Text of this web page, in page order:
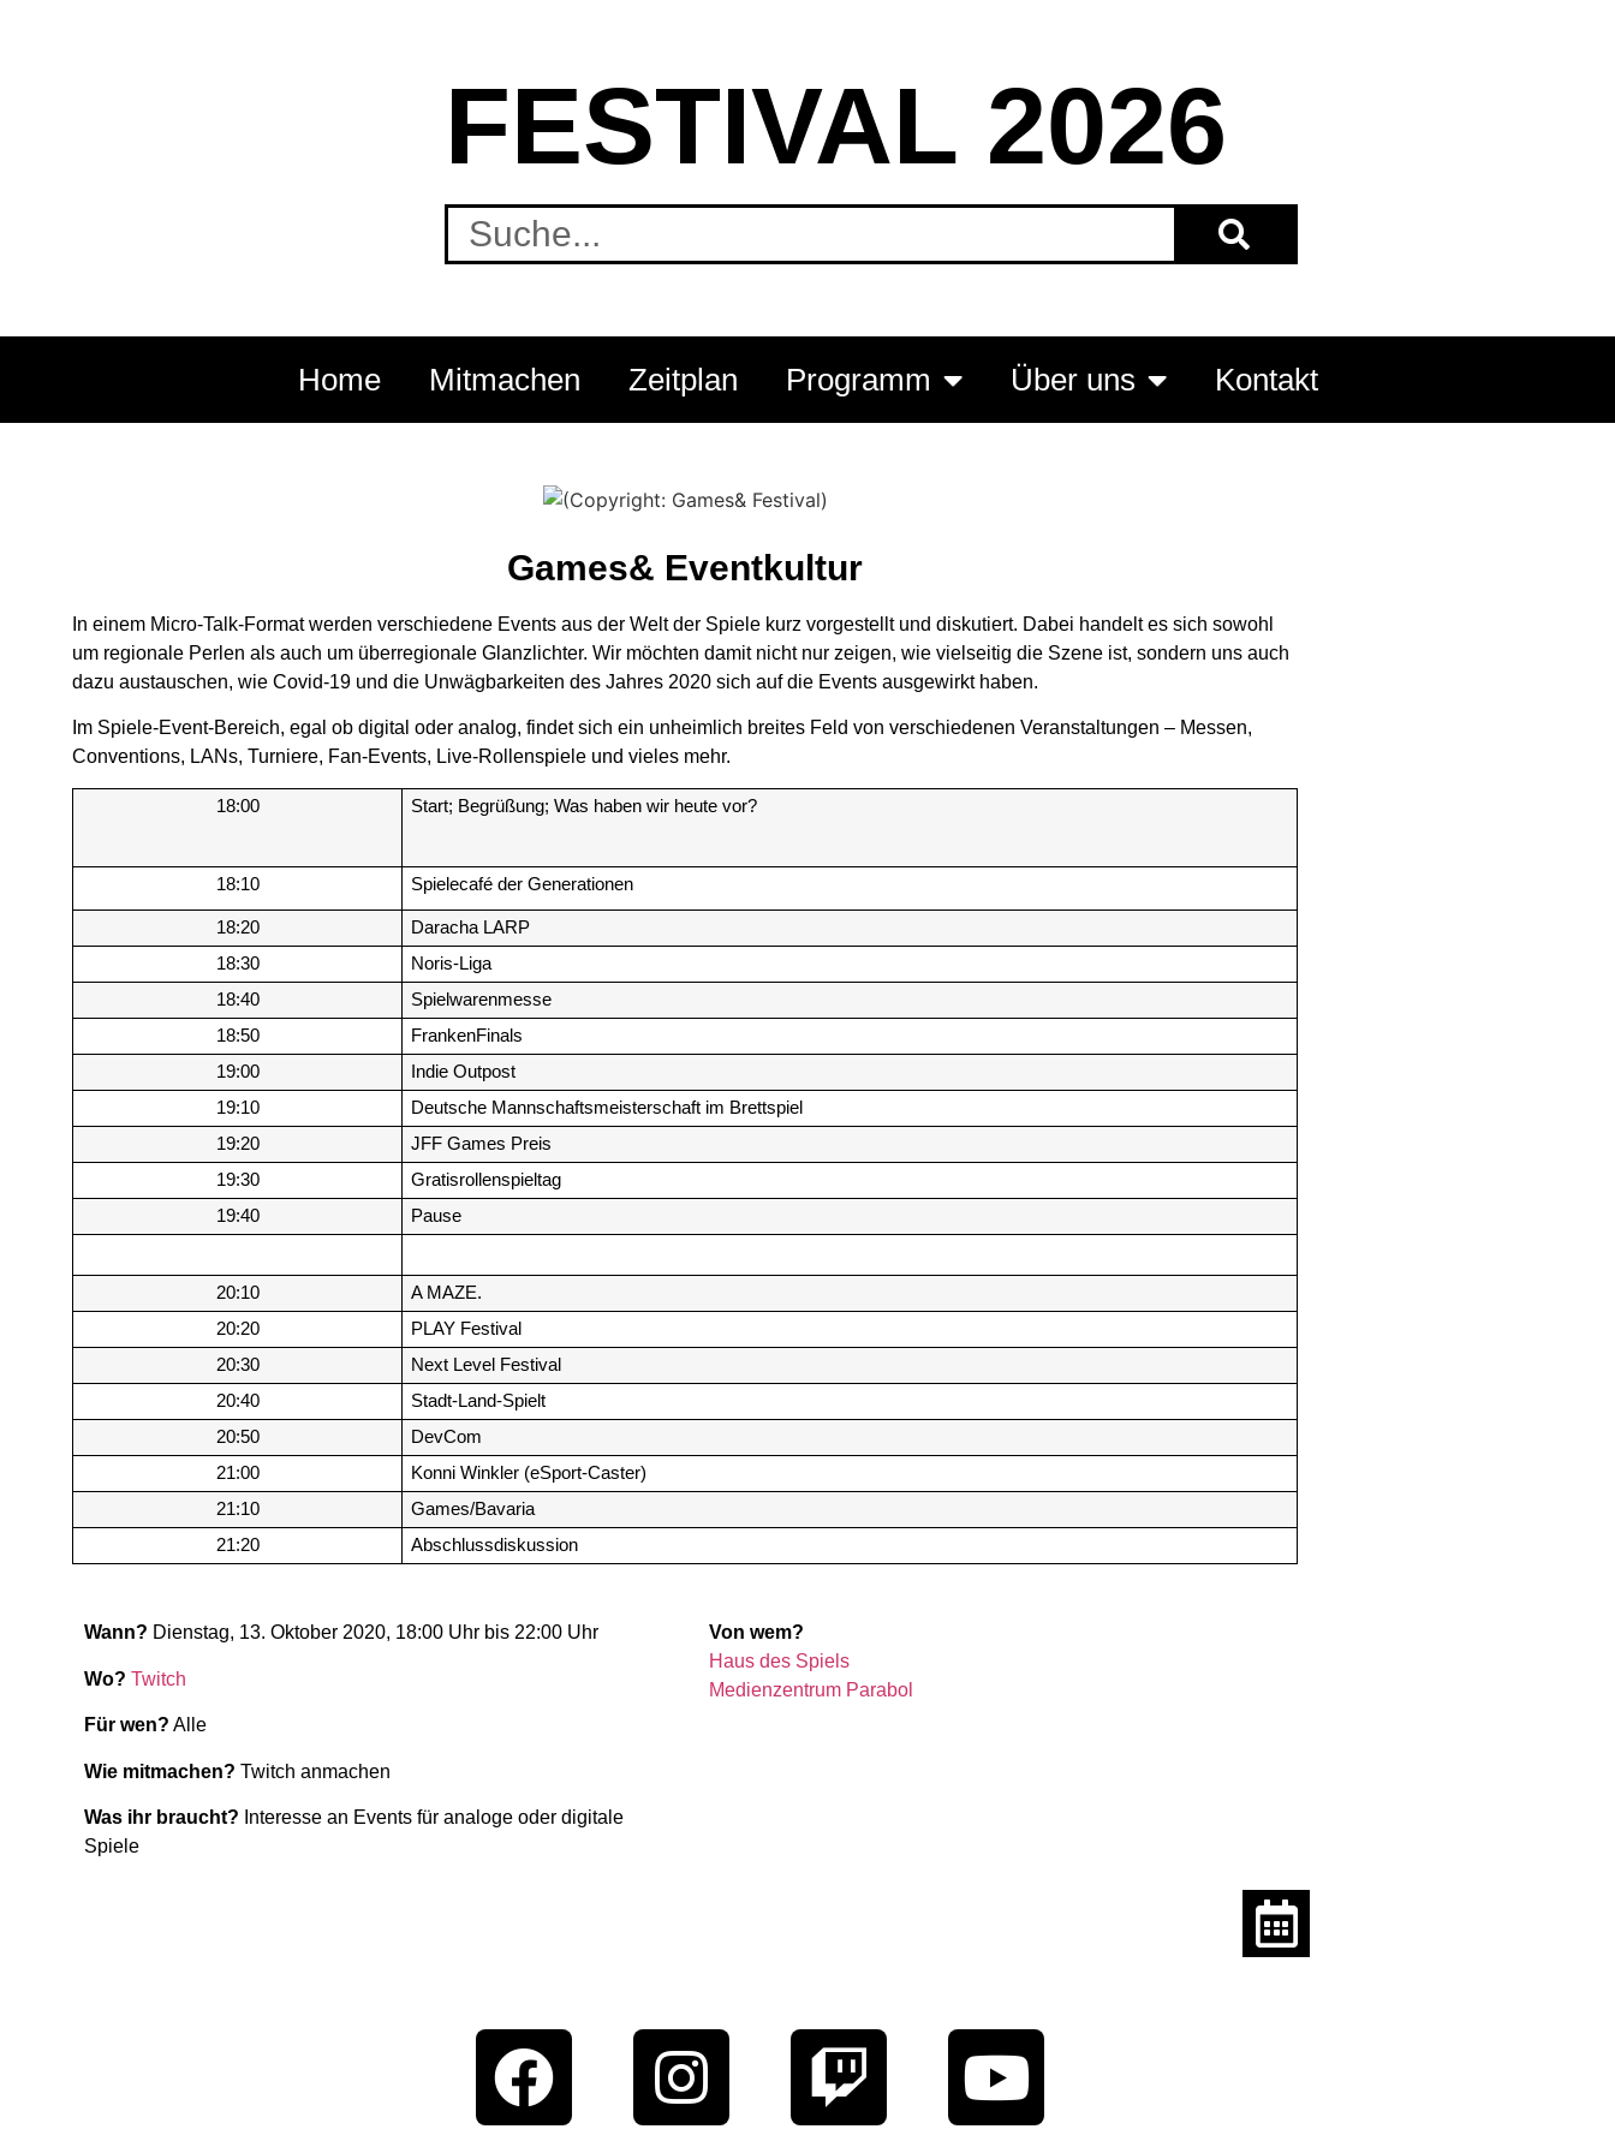
FESTIVAL 2026
Home Mitmachen Zeitplan Programm Über uns Kontakt
Games& Eventkultur
In einem Micro-Talk-Format werden verschiedene Events aus der Welt der Spiele kurz vorgestellt und diskutiert. Dabei handelt es sich sowohl
um regionale Perlen als auch um überregionale Glanzlichter. Wir möchten damit nicht nur zeigen, wie vielseitig die Szene ist, sondern uns auch
dazu austauschen, wie Covid-19 und die Unwägbarkeiten des Jahres 2020 sich auf die Events ausgewirkt haben.
Im Spiele-Event-Bereich, egal ob digital oder analog, findet sich ein unheimlich breites Feld von verschiedenen Veranstaltungen – Messen,
Conventions, LANs, Turniere, Fan-Events, Live-Rollenspiele und vieles mehr.
18:00 Start; Begrüßung; Was haben wir heute vor?
18:10 Spielecafé der Generationen
18:20
Daracha LARP
18:30
Noris-Liga
18:40
Spielwarenmesse
18:50
FrankenFinals
19:00
Indie Outpost
19:10
Deutsche Mannschaftsmeisterschaft im Brettspiel
19:20
JFF Games Preis
19:30
Gratisrollenspieltag
19:40
Pause
20:10
A MAZE.
20:20
PLAY Festival
20:30
Next Level Festival
20:40
Stadt-Land-Spielt
20:50
DevCom
21:00
Konni Winkler (eSport-Caster)
21:10
Games/Bavaria
21:20
Abschlussdiskussion
Wann? Dienstag, 13. Oktober 2020, 18:00 Uhr bis 22:00 Uhr
Wo? Twitch
Für wen? Alle
Wie mitmachen? Twitch anmachen
Was ihr braucht? Interesse an Events für analoge oder digitale
Spiele
Von wem?
Haus des Spiels
Medienzentrum Parabol